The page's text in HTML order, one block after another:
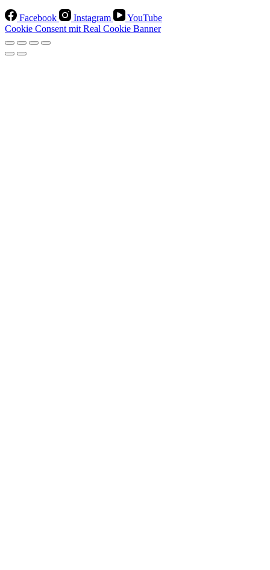
Facebook Instagram
YouTube
Cookie Consent mit Real Cookie Banner